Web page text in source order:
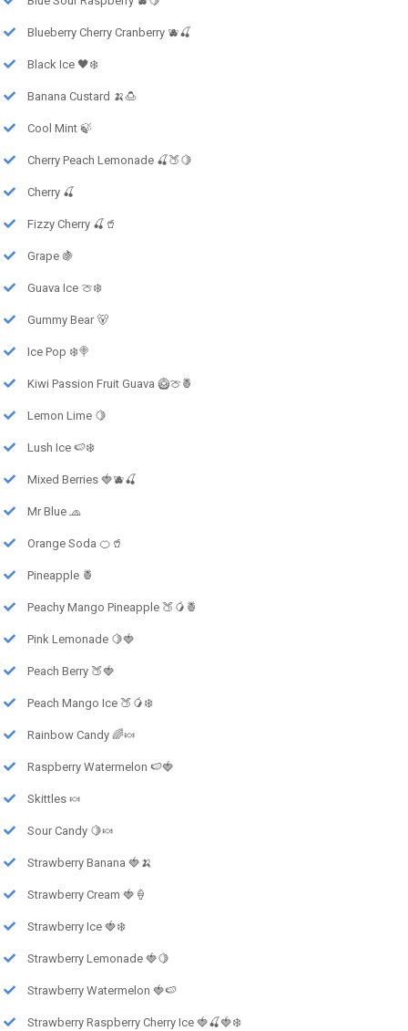
Blueberry Cherry Cranberry 🫐🍒
Black Ice 🖤❄️
Banana Custard 🍌🍮
Cool Mint 🍃
Cherry Peach Lemonade 🍒🍑🍋
Cherry 🍒
Fizzy Cherry 🍒🥤
Grape 🍇
Guava Ice 🍈❄️
Gummy Bear 🐻
Ice Pop ❄️🍭
Kiwi Passion Fruit Guava 🥝🍈🍍
Lemon Lime 🍋
Lush Ice 🍉❄️
Mixed Berries 🍓🫐🍒
Mr Blue 🧢
Orange Soda 🍊🥤
Pineapple 🍍
Peachy Mango Pineapple 🍑🥭🍍
Pink Lemonade 🍋🍓
Peach Berry 🍑🍓
Peach Mango Ice 🍑🥭❄️
Rainbow Candy 🌈🍬
Raspberry Watermelon 🍉🍓
Skittles 🍬
Sour Candy 🍋🍬
Strawberry Banana 🍓🍌
Strawberry Cream 🍓🍦
Strawberry Ice 🍓❄️
Strawberry Lemonade 🍓🍋
Strawberry Watermelon 🍓🍉
Strawberry Raspberry Cherry Ice 🍓🍒🍓❄️